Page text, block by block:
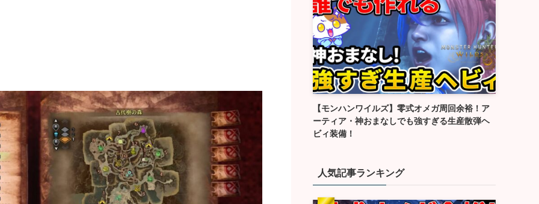
【モンハンワイルズ】零式オメガ周回余裕！ア
ーティア・神おまなしでも強すぎる生産散弾ヘ
ビィ装備！
人気記事ランキング